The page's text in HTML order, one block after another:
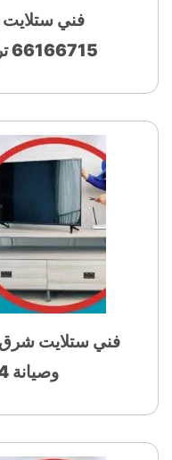
فني ستلايت
66166715 تركيب وصيانة 24 ساعة
وصيانة 24 ساعة بالجهراء